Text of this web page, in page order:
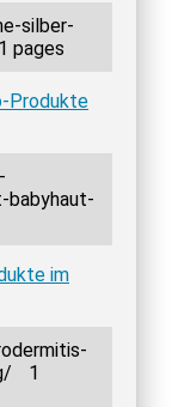
silber-
1 pages
Produkte
babyhaut-
im
1